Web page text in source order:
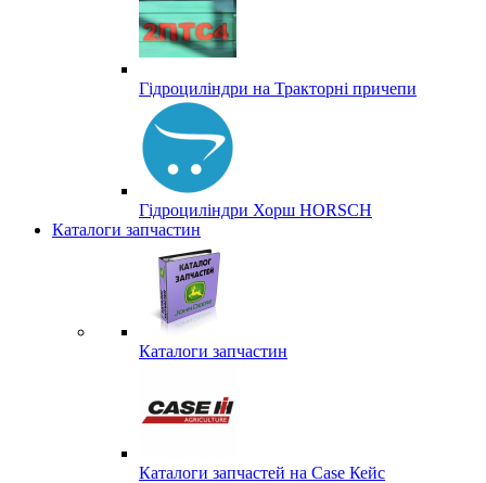
Гідроциліндри на Тракторні причепи
Гідроциліндри Хорш HORSCH
Каталоги запчастин
Каталоги запчастин
Каталоги запчастей на Case Кейс